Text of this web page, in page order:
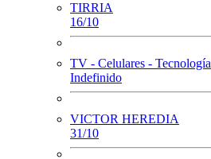
TIRRIA
16/10
TV - Celulares - Tecnología
Indefinido
VICTOR HEREDIA
31/10